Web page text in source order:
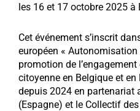
les 16 et 17 octobre 2025 à
Cet événement s’inscrit
européen «
promotion de
citoyenne en Belgique et
depuis 2024 en partenariat
(Espagne) et le Collectif